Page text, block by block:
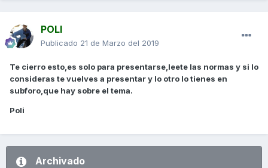
POLI
Publicado 21 de Marzo del 2019
Te cierro esto,es solo para presentarse,leete las normas y si lo
consideras te vuelves a presentar y lo otro lo tienes en
subforo,que hay sobre el tema.
Poli
Archivado